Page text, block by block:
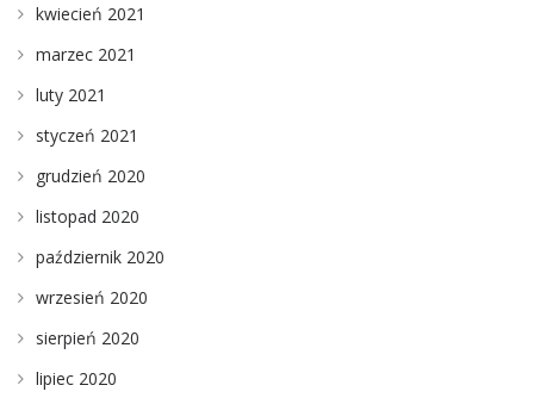
kwiecień 2021
marzec 2021
luty 2021
styczeń 2021
grudzień 2020
listopad 2020
październik 2020
wrzesień 2020
sierpień 2020
lipiec 2020